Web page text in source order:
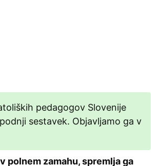
pedagogov Slovenije
sestavek. Objavljamo ga v
polnem zamahu, spremlja ga